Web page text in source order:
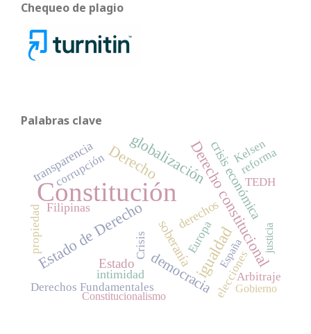
Chequeo de plagio
Palabras clave
Constitución
igualdad
Estado de Derecho
globalizaciónDerecho constitucional
Derecho
democracia
crisis económica
Estado soberanía
transparencia
intimidad
Filipinas derechos
Crisis
reforma
TEDH
elecciones
Derechos Fundamentales
Europa
Arbitraje
propiedad
corrupción Kelsen
Constitucionalismo
Gobierno
España justicia